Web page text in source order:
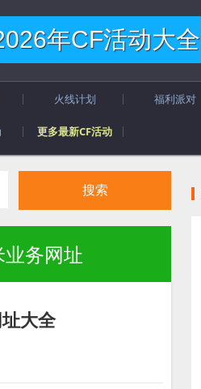
年CF活动大全
火线计划 福利派对
更多最新CF活动
业务网址
大全